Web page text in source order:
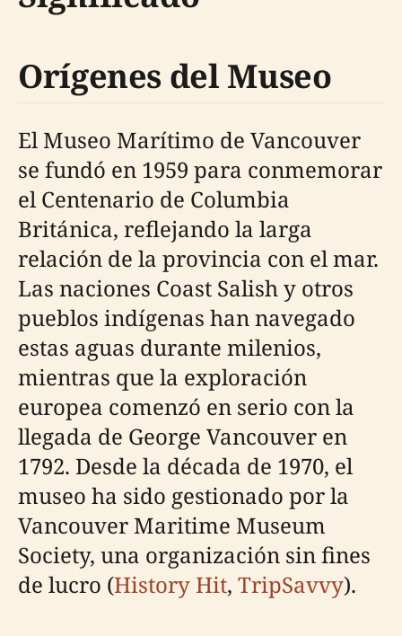
Orígenes del Museo
El Museo Marítimo de Vancouver
se fundó en 1959 para conmemorar
el Centenario de Columbia
Británica, reflejando la larga
relación de la provincia con el mar.
Las naciones Coast Salish y otros
pueblos indígenas han navegado
estas aguas durante milenios,
mientras que la exploración
europea comenzó en serio con la
llegada de George Vancouver en
1792. Desde la década de 1970, el
museo ha sido gestionado por la
Vancouver Maritime Museum
Society, una organización sin fines
de lucro (History Hit, TripSavvy).